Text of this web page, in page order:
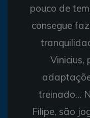
pouco de
consegue
Vinicius,
treinado...
Filipe, são